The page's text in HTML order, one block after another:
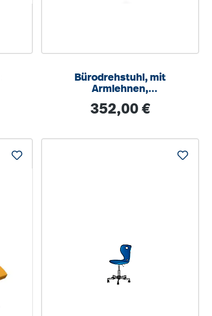
Bürodrehstuhl, mit
Armlehnen,
Wippmechanik
Regulärer Preis:
352,00 €